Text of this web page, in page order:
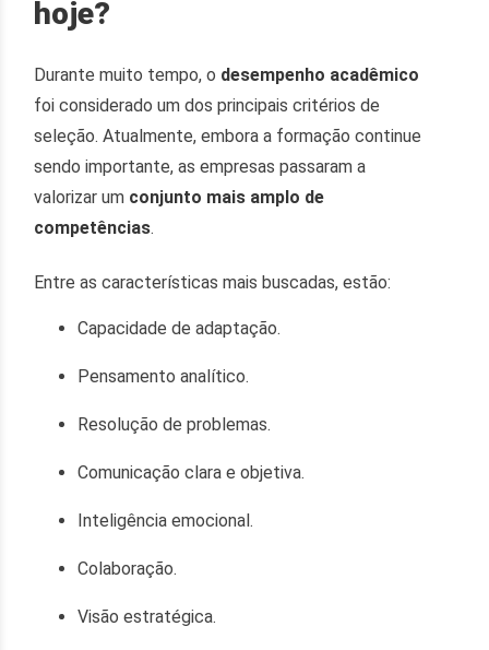
hoje?
Durante muito tempo, o desempenho acadêmico
foi considerado um dos principais critérios de
seleção. Atualmente, embora a formação continue
sendo importante, as empresas passaram a
valorizar um conjunto mais amplo de
competências.
Entre as características mais buscadas, estão:
Capacidade de adaptação.
Pensamento analítico.
Resolução de problemas.
Comunicação clara e objetiva.
Inteligência emocional.
Colaboração.
Visão estratégica.